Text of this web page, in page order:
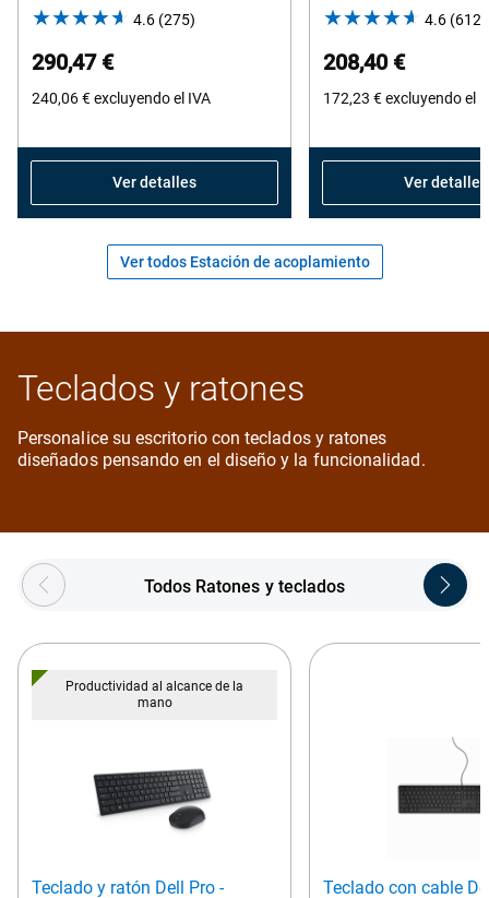
4.6 (275)
5
275
reviews
290,47 €
240,06 €excluyendo el IVA
Ver detalles
4.6 (612)
208,40 €
172,23 €excluyendo el
Ver detalles
Ver todos Estación de acoplamiento
Teclados y ratones
Personalice su escritorio con teclados y ratones
diseñados pensando en el diseño y la funcionalidad.
Todos Ratones y teclados
Showing page 1 of 5
Productividad al alcance de la
mano
Teclado y ratón Dell Pro - Teclado con cable